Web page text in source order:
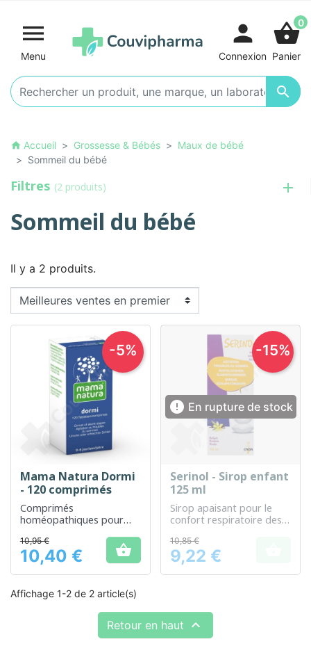

Menu

person
Connexion
shopping_basket0
Panier
home Accueil Grossesse & Bébés
Maux de bébé
Sommeil du bébé
Filtres (2 produits)
Sommeil du bébé
Il y a 2 produits.
Mama Natura Dormi
- 120 comprimés
Comprimés
homéopathiques pour
qualité du sommeil chez
les enfants
Prix
10,95 €
10,40 € 
-5%
 En rupture de stock
Serinol - Sirop enfant
125 ml
Sirop apaisant pour le
confort respiratoire des
Prix
10,85 €
9,22 €
-15%
Affichage 1-2 de 2 article(s)
Retour en haut 